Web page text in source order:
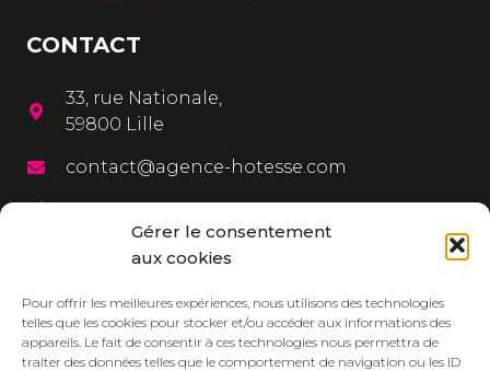
Gérer le consentement
aux cookies
Pour offrir les meilleures expériences, nous utilisons des technologies
telles que les cookies pour stocker et/ou accéder aux informations des
appareils. Le fait de consentir à ces technologies nous permettra de
traiter des données telles que le comportement de navigation ou les ID
CONTACT
33, rue Nationale,
59800 Lille
contact@agence-hotesse.com
03 20 12 72 65
06 67 92 99 72
MENU
L’agence